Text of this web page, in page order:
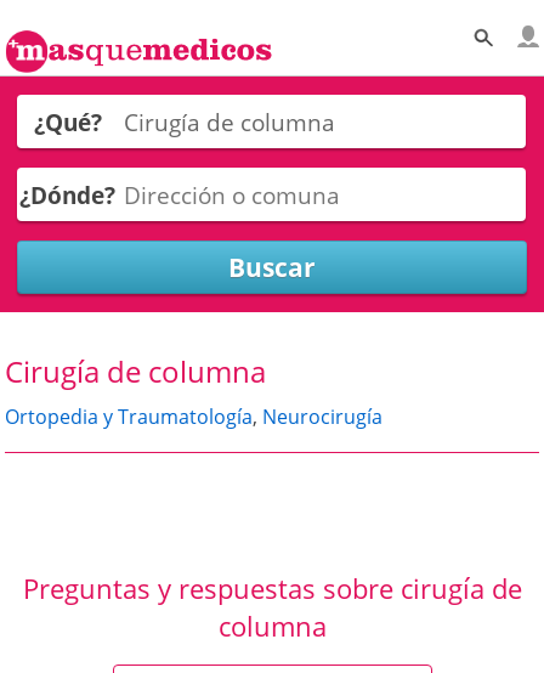
¿Qué?
¿Dónde?
Cirugía de columna
Ortopedia y Traumatología, Neurocirugía
Preguntas y respuestas sobre cirugía de
columna